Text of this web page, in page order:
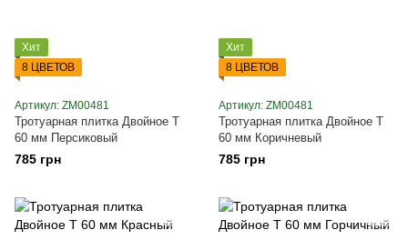
Хит
8 ЦВЕТОВ
Артикул: ZM00481
Тротуарная плитка Двойное Т
60 мм Персиковый
785 грн
Хит
8 ЦВЕТОВ
Артикул: ZM00481
Тротуарная плитка Двойное Т
60 мм Коричневый
785 грн